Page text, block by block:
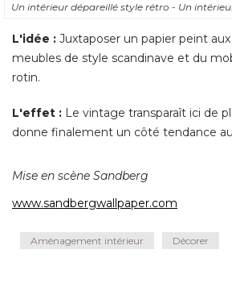
Un intérieur dépareillé style rétro - Un
L'idée : Juxtaposer un papier peint
meubles de style scandinave et du
rotin.
L'effet : Le vintage transparaît ici de
donne finalement un côté tendance
Mise en scène Sandberg
www.sandbergwallpaper.com
Aménagement intérieur Décorer